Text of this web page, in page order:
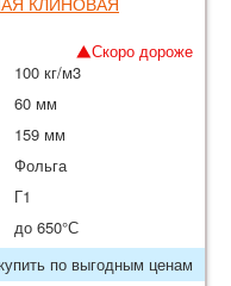
Скоро дороже
100 кг/м3
60 мм
159 мм
Фольга
Г1
до 650°С
по выгодным ценам